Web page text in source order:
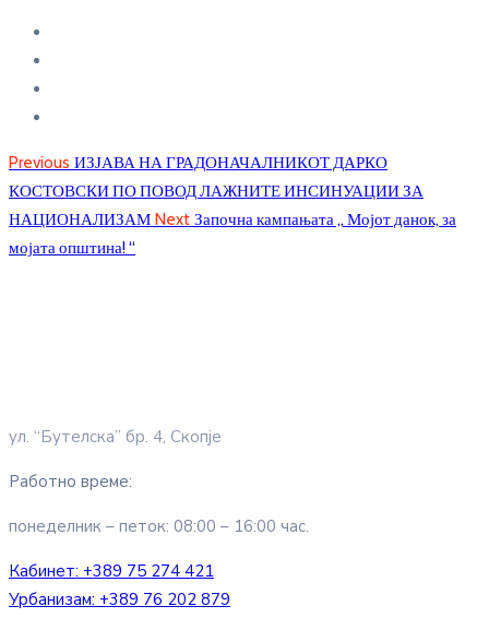
Previous ИЗЈАВА НА ГРАДОНАЧАЛНИКОТ ДАРКО
КОСТОВСКИ ПО ПОВОД ЛАЖНИТЕ ИНСИНУАЦИИ ЗА
НАЦИОНАЛИЗАМ Next Започна кампањата „ Мојот данок, за
мојата општина! “
ул. “Бутелска” бр. 4, Скопје
Работно време:
понеделник – петок: 08:00 – 16:00 час.
Кабинет: +389 75 274 421
Урбанизам: +389 76 202 879